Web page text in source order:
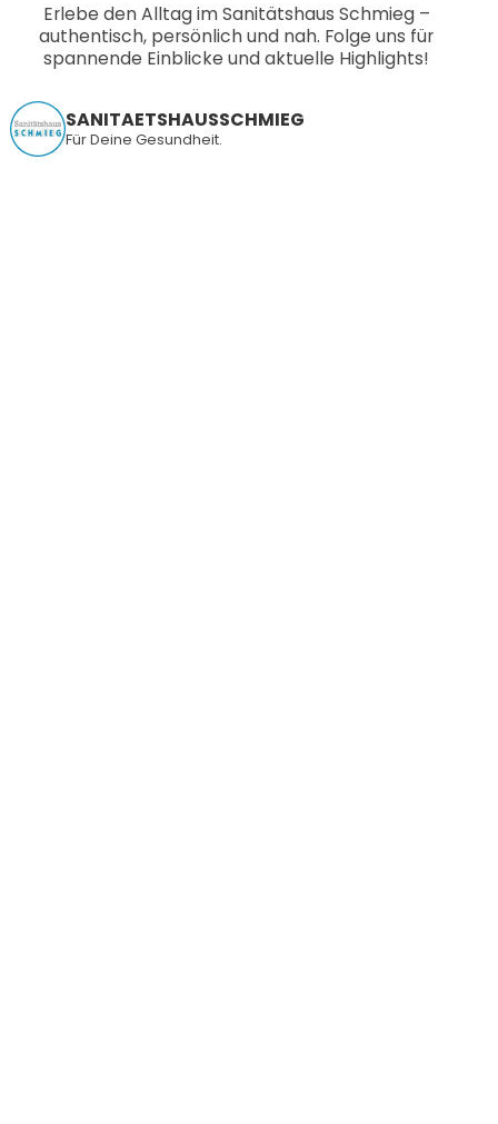
Erlebe den Alltag im Sanitätshaus Schmieg –
authentisch, persönlich und nah. Folge uns für
spannende Einblicke und aktuelle Highlights!
SANITAETSHAUSSCHMIEG
Für Deine Gesundheit.